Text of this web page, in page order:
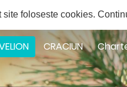
site foloseste cookies.
Plus
Solicita
CRACIUN